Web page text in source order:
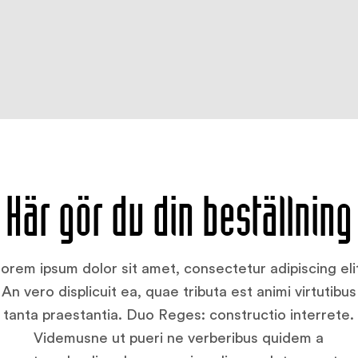
Här gör du din beställning
ipsum dolor sit amet, consectetur adipiscing
An vero displicuit ea, quae tributa est animi virtutibus
tanta praestantia. Duo Reges: constructio interrete.
Videmusne ut pueri ne verberibus quidem a